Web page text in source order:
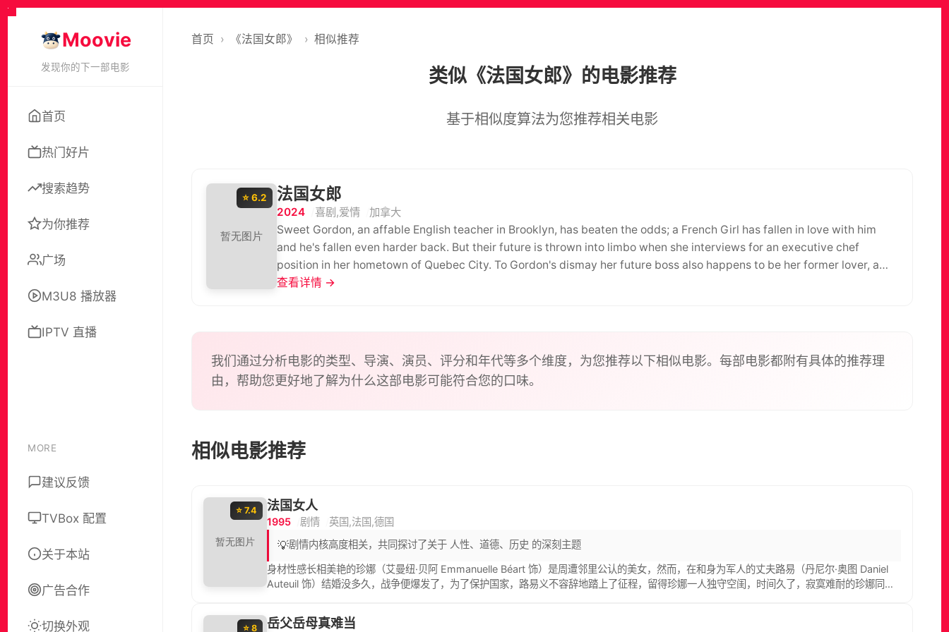
Moovie
发现你的下一部电影
首页
热门好片
搜索趋势
为你推荐
广场
M3U8 播放器
IPTV 直播
MORE
建议反馈
TVBox 配置
关于本站
广告合作
切换外观
首页 › 《法国女郎》 › 相似推荐
类似《法国女郎》的电影推荐
基于相似度算法为您推荐相关电影
⭐ 6.2 法国女郎
2024 喜剧,爱情
加拿大
Sweet Gordon, an affable English teacher in Brooklyn, has beaten the odds; a French Girl has fallen in love with him
and he's fallen even harder back. But their future is thrown into limbo when she interviews for an executive chef
position in her hometown of Quebec City. To Gordon's dismay her future boss also happens to be her former lover, a
查看详情 →
我们通过分析电影的类型、导演、演员、评分和年代等多个维度，为您推荐以下相似电影。每部电影都附有具体的推荐理
由，帮助您更好地了解为什么这部电影可能符合您的口味。
相似电影推荐
⭐ 7.4 法国女人
1995 剧情 英国,法国,德国
💡剧情内核高度相关，共同探讨了关于 人性、道德、历史 的深刻主题
身材性感长相美艳的珍娜（艾曼纽·贝阿 Emmanuelle Béart 饰）是周遭邻里公认的美女，然而，在和身为军人的丈夫路易（丹尼尔·奥图 Daniel
Auteuil 饰）结婚没多久，战争便爆发了，为了保护国家，路易义不容辞地踏上了征程，留得珍娜一人独守空闺，时间久了，寂寞难耐的珍娜同一
珍娜的出轨，并和她一同搬往了远离是非之地，企图重新回归平静的生活。然而，正当两人的感情重新热烈燃烧之时，战争的再度降临和情人的意
外回归将这个家庭又一次推向了风口浪尖。
⭐ 8 岳父岳母真难当